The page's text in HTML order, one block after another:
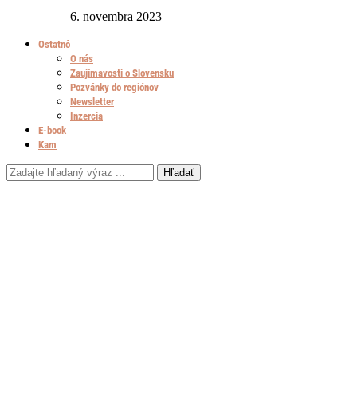
6. novembra 2023
Ostatnô
O nás
Zaujímavosti o Slovensku
Pozvánky do regiónov
Newsletter
Inzercia
E-book
Kam
Hľadať